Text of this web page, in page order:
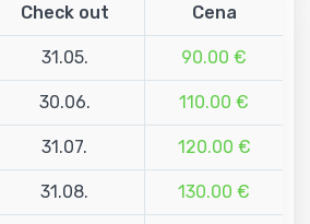
Check out Cena
31.05. 90.00 €
30.06. 110.00 €
31.07. 120.00 €
31.08. 130.00 €